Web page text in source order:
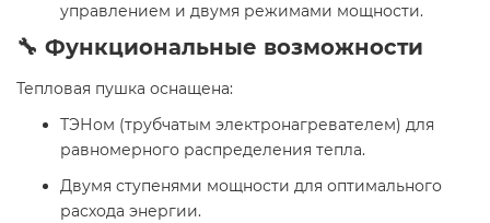
управлением и двумя режимами мощности.
🔧 Функциональные возможности
Тепловая пушка оснащена:
ТЭНом (трубчатым электронагревателем) для
равномерного распределения тепла.
Двумя ступенями мощности для оптимального
расхода энергии.